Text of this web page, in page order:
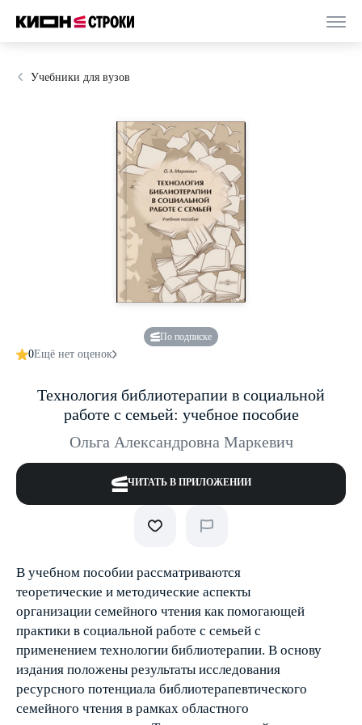
Учебники для вузов
По подписке
0Ещё нет оценок
Технология библиотерапии в социальной
работе с семьей: учебное пособие
Ольга Александровна Маркевич
ЧИТАТЬ В ПРИЛОЖЕНИИ
В учебном пособии рассматриваются
теоретические и методические аспекты
организации семейного чтения как помогающей
практики в социальной работе с семьей с
применением технологии библиотерапии. В основу
издания положены результаты исследования
ресурсного потенциала библиотерапевтического
семейного чтения в рамках областного